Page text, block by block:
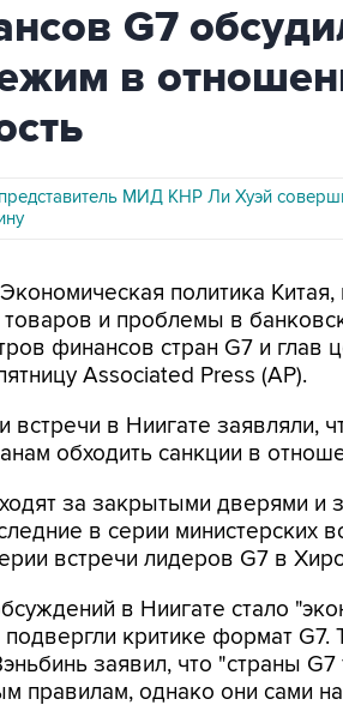
G7
в
МИД КНР Ли Хуэй
политика
товаров и проблемы в
финансов стран G7 и глав
Associated Press (AP).
встречи в Ниигате заявляли,
обходить санкции в
за закрытыми дверями и
в серии министерских
встречи лидеров G7 в
в Ниигате стало
критике формат G7.
заявил, что "страны G7
правилам, однако они сами